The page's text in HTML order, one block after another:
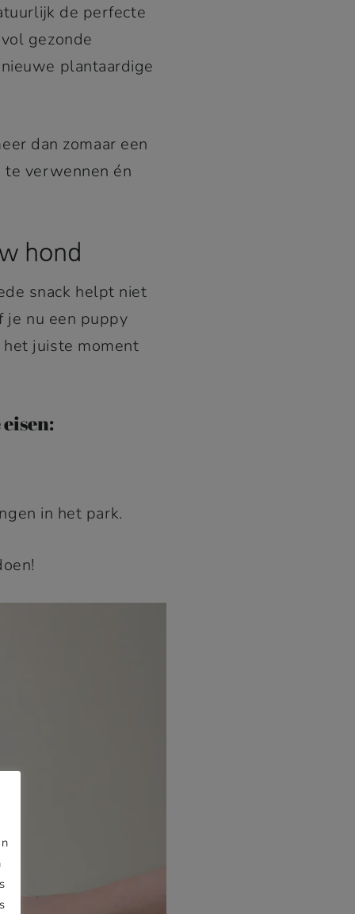
de perfecte
gezonde
plantaardige
dan zomaar een
verwennen én
hond
snack helpt niet
je nu een puppy
juiste moment
in het park.